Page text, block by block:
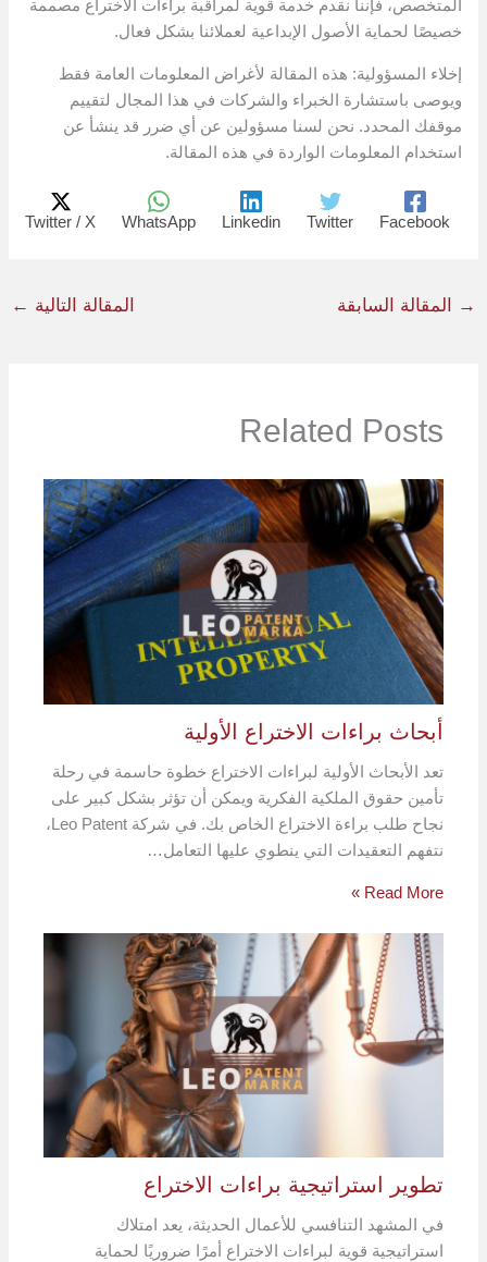
المتخصص، فإننا نقدم خدمة قوية لمراقبة براءات الاختراع مصممة
خصيصًا لحماية الأصول الإبداعية لعملائنا بشكل فعال.
إخلاء المسؤولية: هذه المقالة لأغراض المعلومات العامة فقط
ويوصى باستشارة الخبراء والشركات في هذا المجال لتقييم
موقفك المحدد. نحن لسنا مسؤولين عن أي ضرر قد ينشأ عن
استخدام المعلومات الواردة في هذه المقالة.
Facebook
Twitter
Linkedin
WhatsApp
Twitter / X
→ المقالة السابقة المقالة التالية ←
Related Posts
أبحاث براءات الاختراع الأولية
تعد الأبحاث الأولية لبراءات الاختراع خطوة حاسمة في رحلة
تأمين حقوق الملكية الفكرية ويمكن أن تؤثر بشكل كبير على
نجاح طلب براءة الاختراع الخاص بك. في شركة Leo Patent،
نتفهم التعقيدات التي ينطوي عليها التعامل…
Read More »
تطوير استراتيجية براءات الاختراع
في المشهد التنافسي للأعمال الحديثة، يعد امتلاك
استراتيجية قوية لبراءات الاختراع أمرًا ضروريًا لحماية